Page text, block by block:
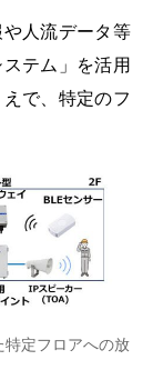
人流データ等
テム」を活用
で、特定のフ
特定フロアへの放